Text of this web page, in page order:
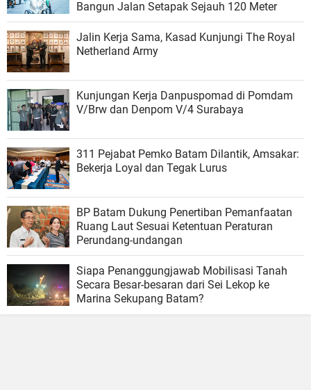
Bangun Jalan Setapak Sejauh 120 Meter
Jalin Kerja Sama, Kasad Kunjungi The Royal
Netherland Army
Kunjungan Kerja Danpuspomad di Pomdam
V/Brw dan Denpom V/4 Surabaya
311 Pejabat Pemko Batam Dilantik, Amsakar:
Bekerja Loyal dan Tegak Lurus
BP Batam Dukung Penertiban Pemanfaatan
Ruang Laut Sesuai Ketentuan Peraturan
Perundang-undangan
Siapa Penanggungjawab Mobilisasi Tanah
Secara Besar-besaran dari Sei Lekop ke
Marina Sekupang Batam?